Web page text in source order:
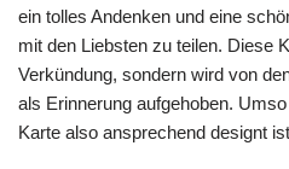
ein tolles Andenken und eine
mit den Liebsten zu teilen. Diese
Verkündung, sondern wird von
als Erinnerung aufgehoben.
Karte also ansprechend designt